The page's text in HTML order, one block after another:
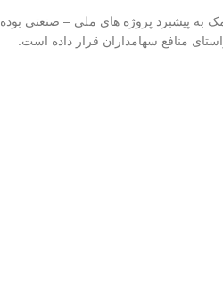
به پیشبرد پروژه های ملی – صنعتی بوده
منافع سهامداران قرار داده است.